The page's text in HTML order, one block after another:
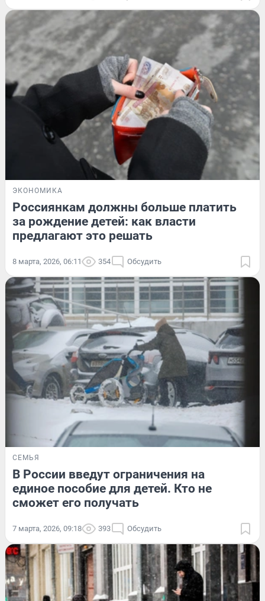
ЭКОНОМИКА
Россиянкам должны больше платить
за рождение детей: как власти
предлагают это решать
8 марта, 2026, 06:11 354 Обсудить
СЕМЬЯ
В России введут ограничения на
единое пособие для детей. Кто не
сможет его получать
7 марта, 2026, 09:18 393 Обсудить